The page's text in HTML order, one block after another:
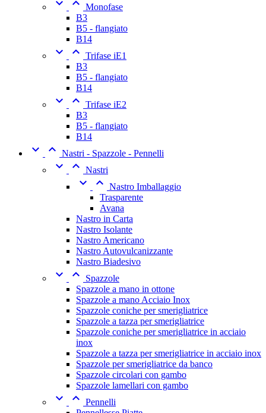
Monofase
B3
B5 - flangiato
B14
  Trifase iE1
B3
B5 - flangiato
B14
  Trifase iE2
B3
B5 - flangiato
B14
  Nastri - Spazzole - Pennelli
  Nastri
  Nastro Imballaggio
Trasparente
Avana
Nastro in Carta
Nastro Isolante
Nastro Americano
Nastro Autovulcanizzante
Nastro Biadesivo
 
Spazzole
Spazzole a mano in ottone
Spazzole a mano Acciaio Inox
Spazzole coniche per smerigliatrice
Spazzole a tazza per smerigliatrice
Spazzole coniche per smerigliatrice in acciaio
inox
Spazzole a tazza per smerigliatrice in acciaio inox
Spazzole per smerigliatrice da banco
Spazzole circolari con gambo
Spazzole lamellari con gambo
  Pennelli